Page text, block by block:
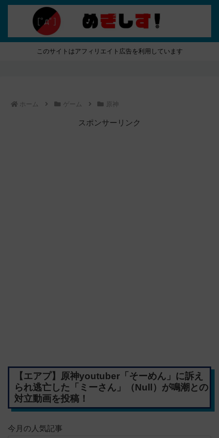
このサイトはアフィリエイト広告を利用しています
ホーム ゲーム 原神
スポンサーリンク
【エアプ】原神youtuber「そーめん」に訴え
られ逃亡した「ミーさん」（Null）が鳴潮との
対立動画を投稿！
今月の人気記事